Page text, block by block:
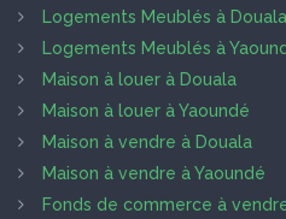
Logements Meublés à Douala
Logements Meublés à
Maison à louer à Douala
Maison à louer à Yaoundé
Maison à vendre à Douala
Maison à vendre à Yaoundé
Fonds de commerce à